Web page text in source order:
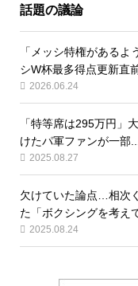
話題の議論
「メッシ特権がある
シW杯最多得点更新直前
2026.06.24
「特等席は295万円」
けたパ軍ファンが一部...
2025.08.27
欠けていた論点…相次
た「ボクシングを考え
2025.08.24